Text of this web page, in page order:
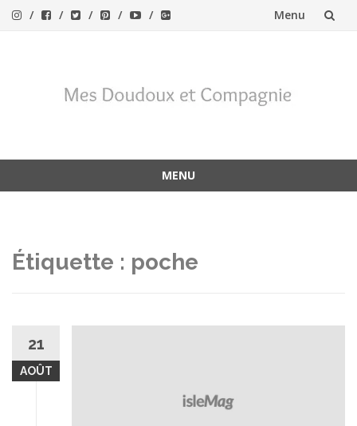
Menu
MENU
Étiquette : poche
21
AOÛT